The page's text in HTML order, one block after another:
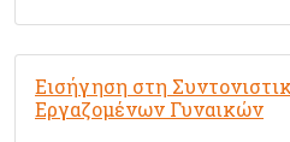
Εισήγηση στη
Εργαζομένων Γυναικών